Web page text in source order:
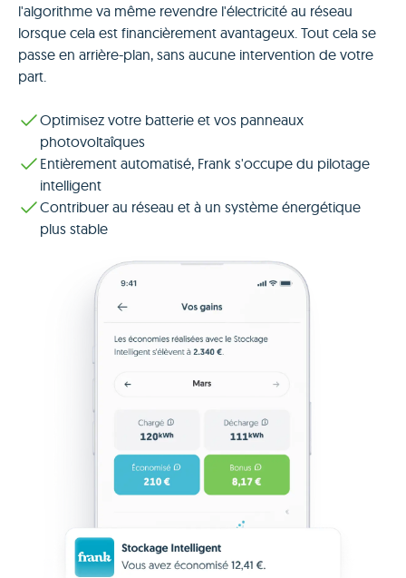
l'algorithme va même revendre l'électricité au réseau
lorsque cela est financièrement avantageux. Tout cela se
passe en arrière-plan, sans aucune intervention de votre
part.
Optimisez votre batterie et vos panneaux
photovoltaîques
Entièrement automatisé, Frank s'occupe du pilotage
intelligent
Contribuer au réseau et à un système énergétique
plus stable